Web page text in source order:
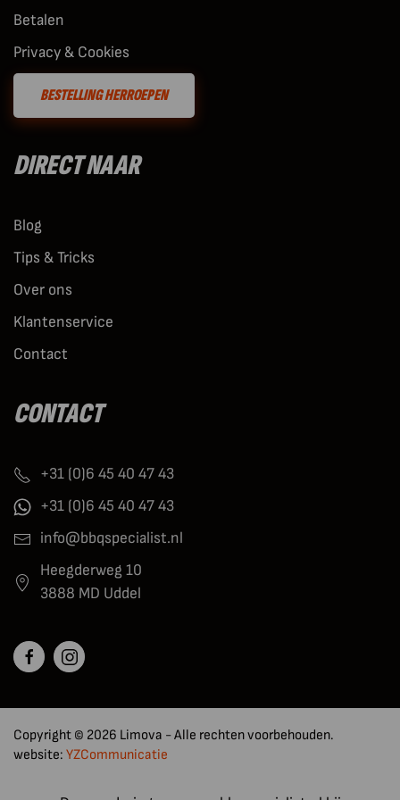
Betalen
Privacy & Cookies
BESTELLING HERROEPEN
DIRECT NAAR
Blog
Tips & Tricks
Over ons
Klantenservice
Contact
CONTACT
+31 (0)6 45 40 47 43
+31 (0)6 45 40 47 43
info@bbqspecialist.nl
Heegderweg 10
3888 MD Uddel
Copyright © 2026 Limova - Alle rechten voorbehouden.
website: YZCommunicatie